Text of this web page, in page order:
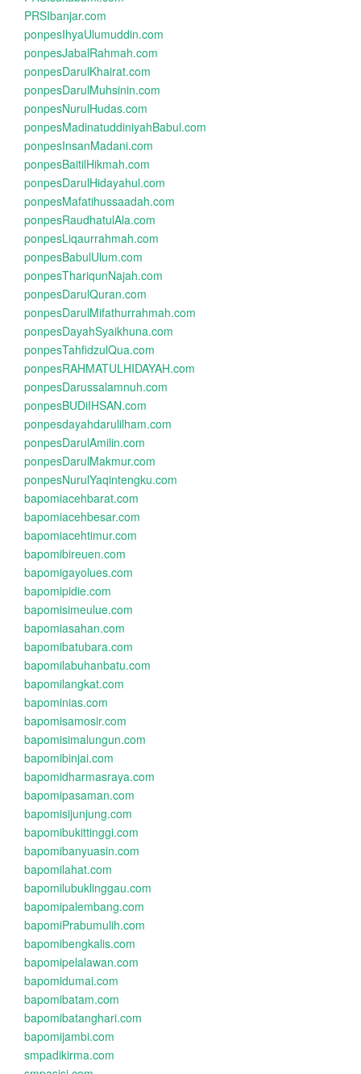
PRSIbanjar.com
ponpesIhyaUlumuddin.com
ponpesJabalRahmah.com
ponpesDarulKhairat.com
ponpesDarulMuhsinin.com
ponpesNurulHudas.com
ponpesMadinatuddiniyahBabul.com
ponpesInsanMadani.com
ponpesBaitilHikmah.com
ponpesDarulHidayahul.com
ponpesMafatihussaadah.com
ponpesRaudhatulAla.com
ponpesLiqaurrahmah.com
ponpesBabulUlum.com
ponpesThariqunNajah.com
ponpesDarulQuran.com
ponpesDarulMifathurrahmah.com
ponpesDayahSyaikhuna.com
ponpesTahfidzulQua.com
ponpesRAHMATULHIDAYAH.com
ponpesDarussalamnuh.com
ponpesBUDiIHSAN.com
ponpesdayahdarulilham.com
ponpesDarulAmilin.com
ponpesDarulMakmur.com
ponpesNurulYaqintengku.com
bapomiacehbarat.com
bapomiacehbesar.com
bapomiacehtimur.com
bapomibireuen.com
bapomigayolues.com
bapomipidie.com
bapomisimeulue.com
bapomiasahan.com
bapomibatubara.com
bapomilabuhanbatu.com
bapomilangkat.com
bapominias.com
bapomisamosir.com
bapomisimalungun.com
bapomibinjai.com
bapomidharmasraya.com
bapomipasaman.com
bapomisijunjung.com
bapomibukittinggi.com
bapomibanyuasin.com
bapomilahat.com
bapomilubuklinggau.com
bapomipalembang.com
bapomiPrabumulih.com
bapomibengkalis.com
bapomipelalawan.com
bapomidumai.com
bapomibatam.com
bapomibatanghari.com
bapomijambi.com
smpadikirma.com